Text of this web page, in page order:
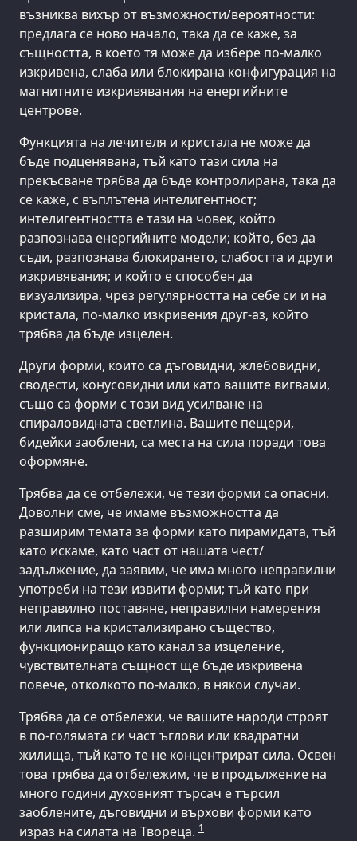
възниква вихър от възможности/вероятности:
предлага се ново начало, така да се каже, за
същността, в което тя може да избере по-малко
изкривена, слаба или блокирана конфигурация на
магнитните изкривявания на енергийните
центрове.
Функцията на лечителя и кристала не може да
бъде подценявана, тъй като тази сила на
прекъсване трябва да бъде контролирана, така да
се каже, с въплътена интелигентност;
интелигентността е тази на човек, който
разпознава енергийните модели; който, без да
съди, разпознава блокирането, слабостта и други
изкривявания; и който е способен да
визуализира, чрез регулярността на себе си и на
кристала, по-малко изкривения друг-аз, който
трябва да бъде изцелен.
Други форми, които са дъговидни, жлебовидни,
сводести, конусовидни или като вашите вигвами,
също са форми с този вид усилване на
спираловидната светлина. Вашите пещери,
бидейки заоблени, са места на сила поради това
оформяне.
Трябва да се отбележи, че тези форми са опасни.
Доволни сме, че имаме възможността да
разширим темата за форми като пирамидата, тъй
като искаме, като част от нашата чест/
задължение, да заявим, че има много неправилни
употреби на тези извити форми; тъй като при
неправилно поставяне, неправилни намерения
или липса на кристализирано същество,
функциониращо като канал за изцеление,
чувствителната същност ще бъде изкривена
повече, отколкото по-малко, в някои случаи.
Трябва да се отбележи, че вашите народи строят
в по-голямата си част ъглови или квадратни
жилища, тъй като те не концентрират сила. Освен
това трябва да отбележим, че в продължение на
много години духовният търсач е търсил
заоблените, дъговидни и върхови форми като
израз на силата на Твореца. 1